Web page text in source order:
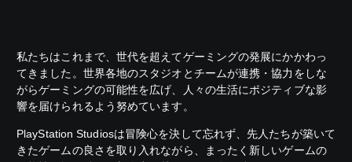
私たちはこれまで、世代を超えてゲーミングの発展にかかわっ
てきました。世界各地のスタジオとチームが連携・協力をしな
がらゲーミングの可能性を広げ、人々の生活にポジティブな影
響を届けられるよう努めています。
PlayStation Studiosは冒険心を決して忘れず、先人たちが築いて
きたゲームの良さを取り入れながら、まったく新しいゲームの